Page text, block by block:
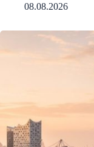
08.08.2026